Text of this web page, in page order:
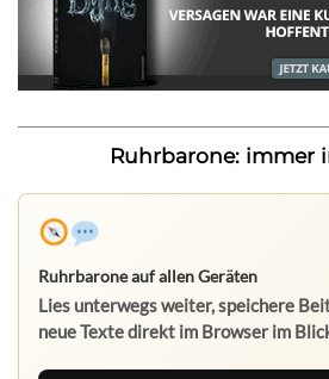
Ruhrbarone: immer
Ruhrbarone auf allen Geräten
Lies unterwegs weiter, speichere
neue Texte direkt im Browser im